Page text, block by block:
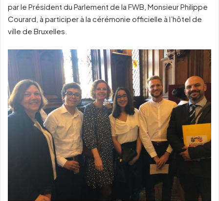
par le Président du Parlement de la FWB, Monsieur Philippe
Courard, à participer à la cérémonie officielle à l’hôtel de
ville de Bruxelles.